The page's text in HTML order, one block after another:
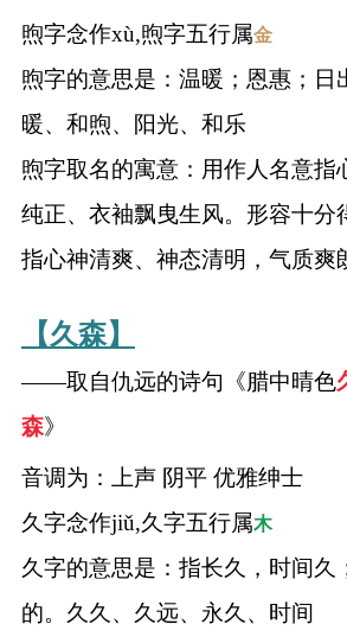
煦字念作xù,煦字五行属金
煦字的意思是：温暖；恩惠；日
暖、和煦、阳光、和乐
煦字取名的寓意：用作人名意指
纯正、衣袖飘曳生风。形容十分
指心神清爽、神态清明，气质爽
【久森】
——取自仇远的诗句《腊中晴色
森》
音调为：上声 阴平 优雅绅士
久字念作jiǔ,久字五行属木
久字的意思是：指长久，时间久
的。久久、久远、永久、时间